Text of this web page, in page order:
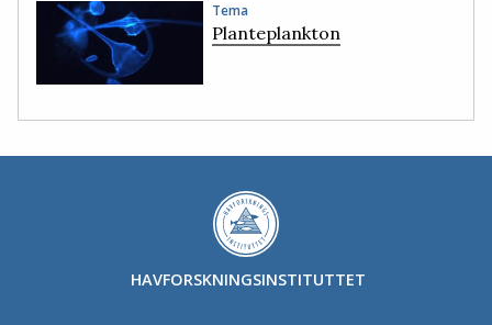
Tema
Planteplankton
HAVFORSKNINGSINSTITUTTET